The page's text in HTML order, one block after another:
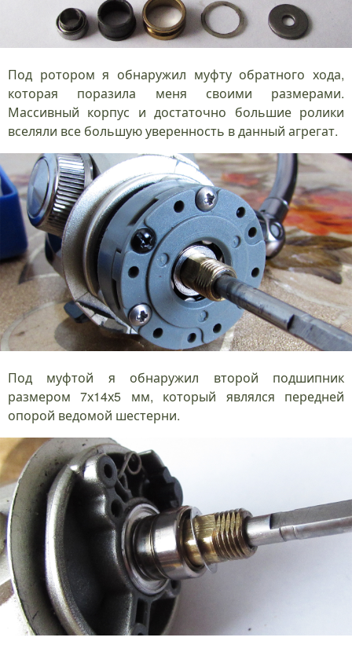
Под ротором я обнаружил муфту обратного хода,
которая поразила меня своими размерами.
Массивный корпус и достаточно большие ролики
вселяли все большую уверенность в данный агрегат.
Под муфтой я обнаружил второй подшипник
размером 7х14х5 мм, который являлся передней
опорой ведомой шестерни.